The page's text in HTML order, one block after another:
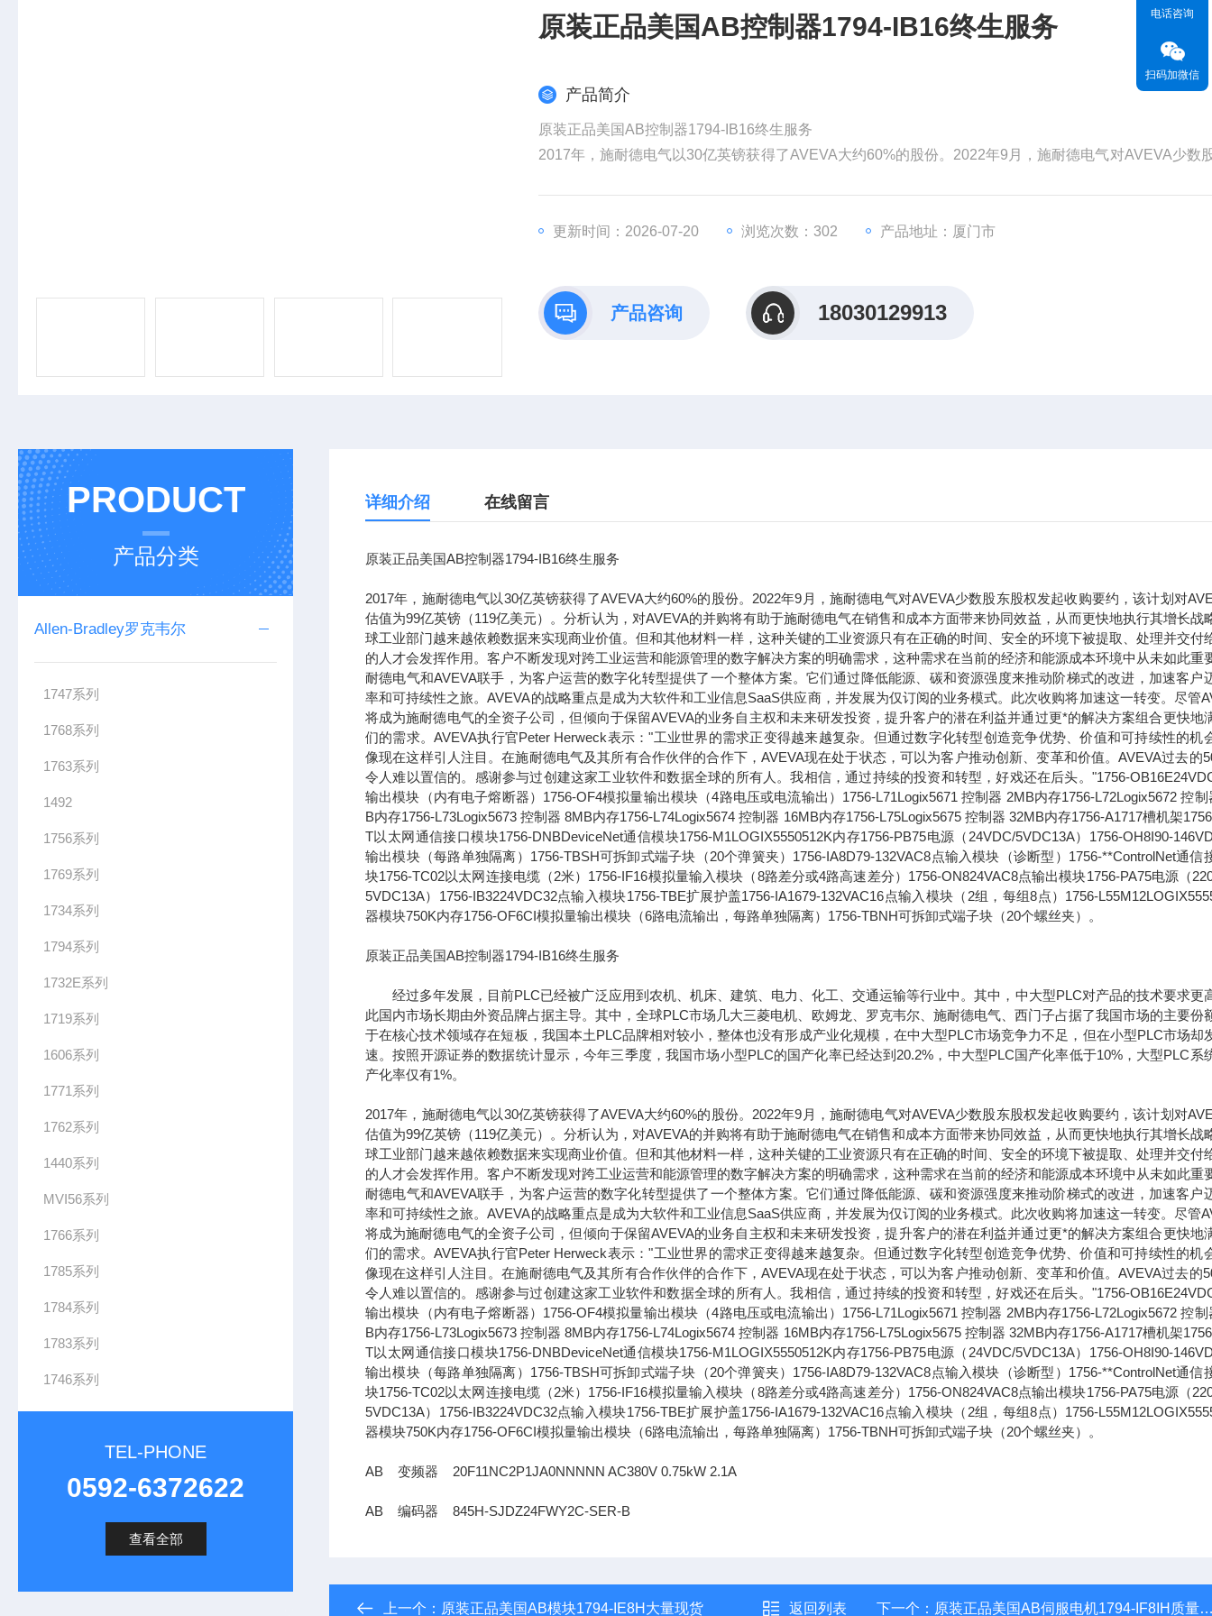
原装正品美国AB控制器1794-IB16终生服务
产品简介
原装正品美国AB控制器1794-IB16终生服务
2017年，施耐德电气以30亿英镑获得了AVEVA大约60%的股份。2022年9月，施耐德电气对AVEVA少数
全球工业部门越来越依赖数据来实现商业价值。但和其他材料一样，
更新时间：2026-07-20 浏览次数：302 产品地址：厦门市
产品咨询 18030129913
PRODUCT
产品分类
Allen-Bradley罗克韦尔
1747系列
1768系列
1763系列
1492
1756系列
1769系列
1734系列
1794系列
1732E系列
1719系列
1606系列
1771系列
1762系列
1440系列
MVI56系列
1766系列
1785系列
1784系列
1783系列
1746系列
TEL-PHONE
0592-6372622
查看全部
详细介绍 在线留言
原装正品美国AB控制器1794-IB16终生服务
2017年，施耐德电气以30亿英镑获得了AVEVA大约60%的股份。2022年9月，施耐德电气对AVEVA少数股东股权发起收购要约，该计划对
估值为99亿英镑（119亿美元）。分析认为，对AVEVA的并购将有助于施耐德电气在销售和成本方面带来协同效益，从而更快地执行其增长战
球工业部门越来越依赖数据来实现商业价值。但和其他材料一样，这种关键的工业资源只有在正确的时间、安全的环境下被提取、处理并交付
的人才会发挥作用。客户不断发现对跨工业运营和能源管理的数字解决方案的明确需求，这种需求在当前的经济和能源成本环境中从未如此重
耐德电气和AVEVA联手，为客户运营的数字化转型提供了一个整体方案。它们通过降低能源、碳和资源强度来推动阶梯式的改进，加速客户
率和可持续性之旅。AVEVA的战略重点是成为大软件和工业信息SaaS供应商，并发展为仅订阅的业务模式。此次收购将加速这一转变。尽管
将成为施耐德电气的全资子公司，但倾向于保留AVEVA的业务自主权和未来研发投资，提升客户的潜在利益并通过更*的解决方案组合更快地
们的需求。AVEVA执行官Peter Herweck表示："工业世界的需求正变得越来越复杂。但通过数字化转型创造竞争优势、价值和可持续性的机
像现在这样引人注目。在施耐德电气及其所有合作伙伴的合作下，AVEVA现在处于状态，可以为客户推动创新、变革和价值。AVEVA过去的
令人难以置信的。感谢参与过创建这家工业软件和数据全球的所有人。我相信，通过持续的投资和转型，好戏还在后头。"1756-
输出模块（内有电子熔断器）1756-OF4模拟量输出模块（4路电压或电流输出）1756-L71Logix5671 控制器 2MB内存1756-L72Logix5672 控制
B内存1756-L73Logix5673 控制器 8MB内存1756-L74Logix5674 控制器 16MB内存1756-L75Logix5675 控制器 32MB内存1756-A1717槽机架
T以太网通信接口模块1756-DNBDeviceNet通信模块1756-M1LOGIX5550512K内存1756-PB75电源（24VDC/5VDC13A）1756-OH8I90-
输出模块（每路单独隔离）1756-TBSH可拆卸式端子块（20个弹簧夹）1756-IA8D79-132VAC8点输入模块（诊断型）1756-**ControlNet通信
块1756-TC02以太网连接电缆（2米）1756-IF16模拟量输入模块（8路差分或4路高速差分）1756-ON824VAC8点输出模块1756-PA75电源（
5VDC13A）1756-IB3224VDC32点输入模块1756-TBE扩展护盖1756-IA1679-132VAC16点输入模块（2组，每组8点）1756-
器模块750K内存1756-OF6CI模拟量输出模块（6路电流输出，每路单独隔离）1756-TBNH可拆卸式端子块（20个螺丝夹）。
原装正品美国AB控制器1794-IB16终生服务
经过多年发展，目前PLC已经被广泛应用到农机、机床、建筑、电力、化工、交通运输等行业中。其中，中大型PLC对产品的技术要求更
此国内市场长期由外资品牌占据主导。其中，全球PLC市场几大三菱电机、欧姆龙、罗克韦尔、施耐德电气、西门子占据了我国市场的主要份
于在核心技术领域存在短板，我国本土PLC品牌相对较小，整体也没有形成产业化规模，在中大型PLC市场竞争力不足，但在小型PLC市场却
速。按照开源证券的数据统计显示，今年三季度，我国市场小型PLC的国产化率已经达到20.2%，中大型PLC国产化率低于10%，大型PLC系
产化率仅有1%。
2017年，施耐德电气以30亿英镑获得了AVEVA大约60%的股份。2022年9月，施耐德电气对AVEVA少数股东股权发起收购要约，该计划对
估值为99亿英镑（119亿美元）。分析认为，对AVEVA的并购将有助于施耐德电气在销售和成本方面带来协同效益，从而更快地执行其增长战
球工业部门越来越依赖数据来实现商业价值。但和其他材料一样，这种关键的工业资源只有在正确的时间、安全的环境下被提取、处理并交付
的人才会发挥作用。客户不断发现对跨工业运营和能源管理的数字解决方案的明确需求，这种需求在当前的经济和能源成本环境中从未如此重
耐德电气和AVEVA联手，为客户运营的数字化转型提供了一个整体方案。它们通过降低能源、碳和资源强度来推动阶梯式的改进，加速客户
率和可持续性之旅。AVEVA的战略重点是成为大软件和工业信息SaaS供应商，并发展为仅订阅的业务模式。此次收购将加速这一转变。尽管
将成为施耐德电气的全资子公司，但倾向于保留AVEVA的业务自主权和未来研发投资，提升客户的潜在利益并通过更*的解决方案组合更快地
们的需求。AVEVA执行官Peter Herweck表示："工业世界的需求正变得越来越复杂。但通过数字化转型创造竞争优势、价值和可持续性的机
像现在这样引人注目。在施耐德电气及其所有合作伙伴的合作下，AVEVA现在处于状态，可以为客户推动创新、变革和价值。AVEVA过去的
令人难以置信的。感谢参与过创建这家工业软件和数据全球的所有人。我相信，通过持续的投资和转型，好戏还在后头。"1756-
输出模块（内有电子熔断器）1756-OF4模拟量输出模块（4路电压或电流输出）1756-L71Logix5671 控制器 2MB内存1756-L72Logix5672 控制
B内存1756-L73Logix5673 控制器 8MB内存1756-L74Logix5674 控制器 16MB内存1756-L75Logix5675 控制器 32MB内存1756-A1717槽机架
T以太网通信接口模块1756-DNBDeviceNet通信模块1756-M1LOGIX5550512K内存1756-PB75电源（24VDC/5VDC13A）1756-OH8I90-
输出模块（每路单独隔离）1756-TBSH可拆卸式端子块（20个弹簧夹）1756-IA8D79-132VAC8点输入模块（诊断型）1756-**ControlNet通信
块1756-TC02以太网连接电缆（2米）1756-IF16模拟量输入模块（8路差分或4路高速差分）1756-ON824VAC8点输出模块1756-PA75电源（
5VDC13A）1756-IB3224VDC32点输入模块1756-TBE扩展护盖1756-IA1679-132VAC16点输入模块（2组，每组8点）1756-
器模块750K内存1756-OF6CI模拟量输出模块（6路电流输出，每路单独隔离）1756-TBNH可拆卸式端子块（20个螺丝夹）。
AB 变频器 20F11NC2P1JA0NNNNN AC380V 0.75kW 2.1A
AB 编码器 845H-SJDZ24FWY2C-SER-B
上一个： 原装正品美国AB模块1794-IE8H大量现货 返回列表 下一个： 原装正品美国AB伺服电机1794-IF8IH质量可靠
电话咨询
扫码加微信